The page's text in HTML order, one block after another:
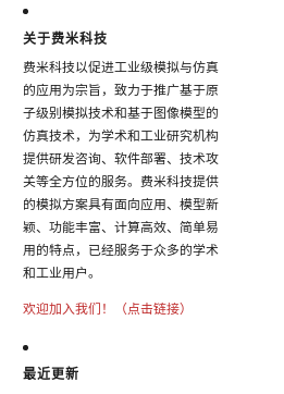
关于费米科技
费米科技以促进工业级模拟与仿真
的应用为宗旨，致力于推广基于原
子级别模拟技术和基于图像模型的
仿真技术，为学术和工业研究机构
提供研发咨询、软件部署、技术攻
关等全方位的服务。费米科技提供
的模拟方案具有面向应用、模型新
颖、功能丰富、计算高效、简单易
用的特点，已经服务于众多的学术
和工业用户。
欢迎加入我们！（点击链接）
最近更新